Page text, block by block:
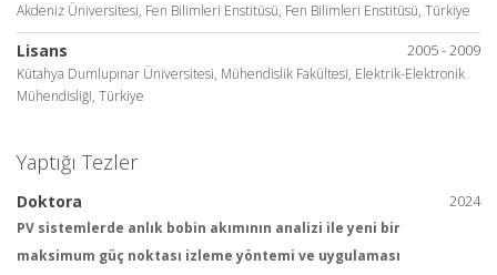
Akdeniz Üniversitesi, Fen Bilimleri Enstitüsü, Fen Bilimleri Enstitüsü, Türkiye
2005 - 2009
Lisans
Kütahya Dumlupınar Üniversitesi, Mühendislik Fakültesi, Elektrik-Elektronik
Mühendisliği, Türkiye
Yaptığı Tezler
2024
Doktora
PV sistemlerde anlık bobin akımının analizi ile yeni bir
maksimum güç noktası izleme yöntemi ve uygulaması